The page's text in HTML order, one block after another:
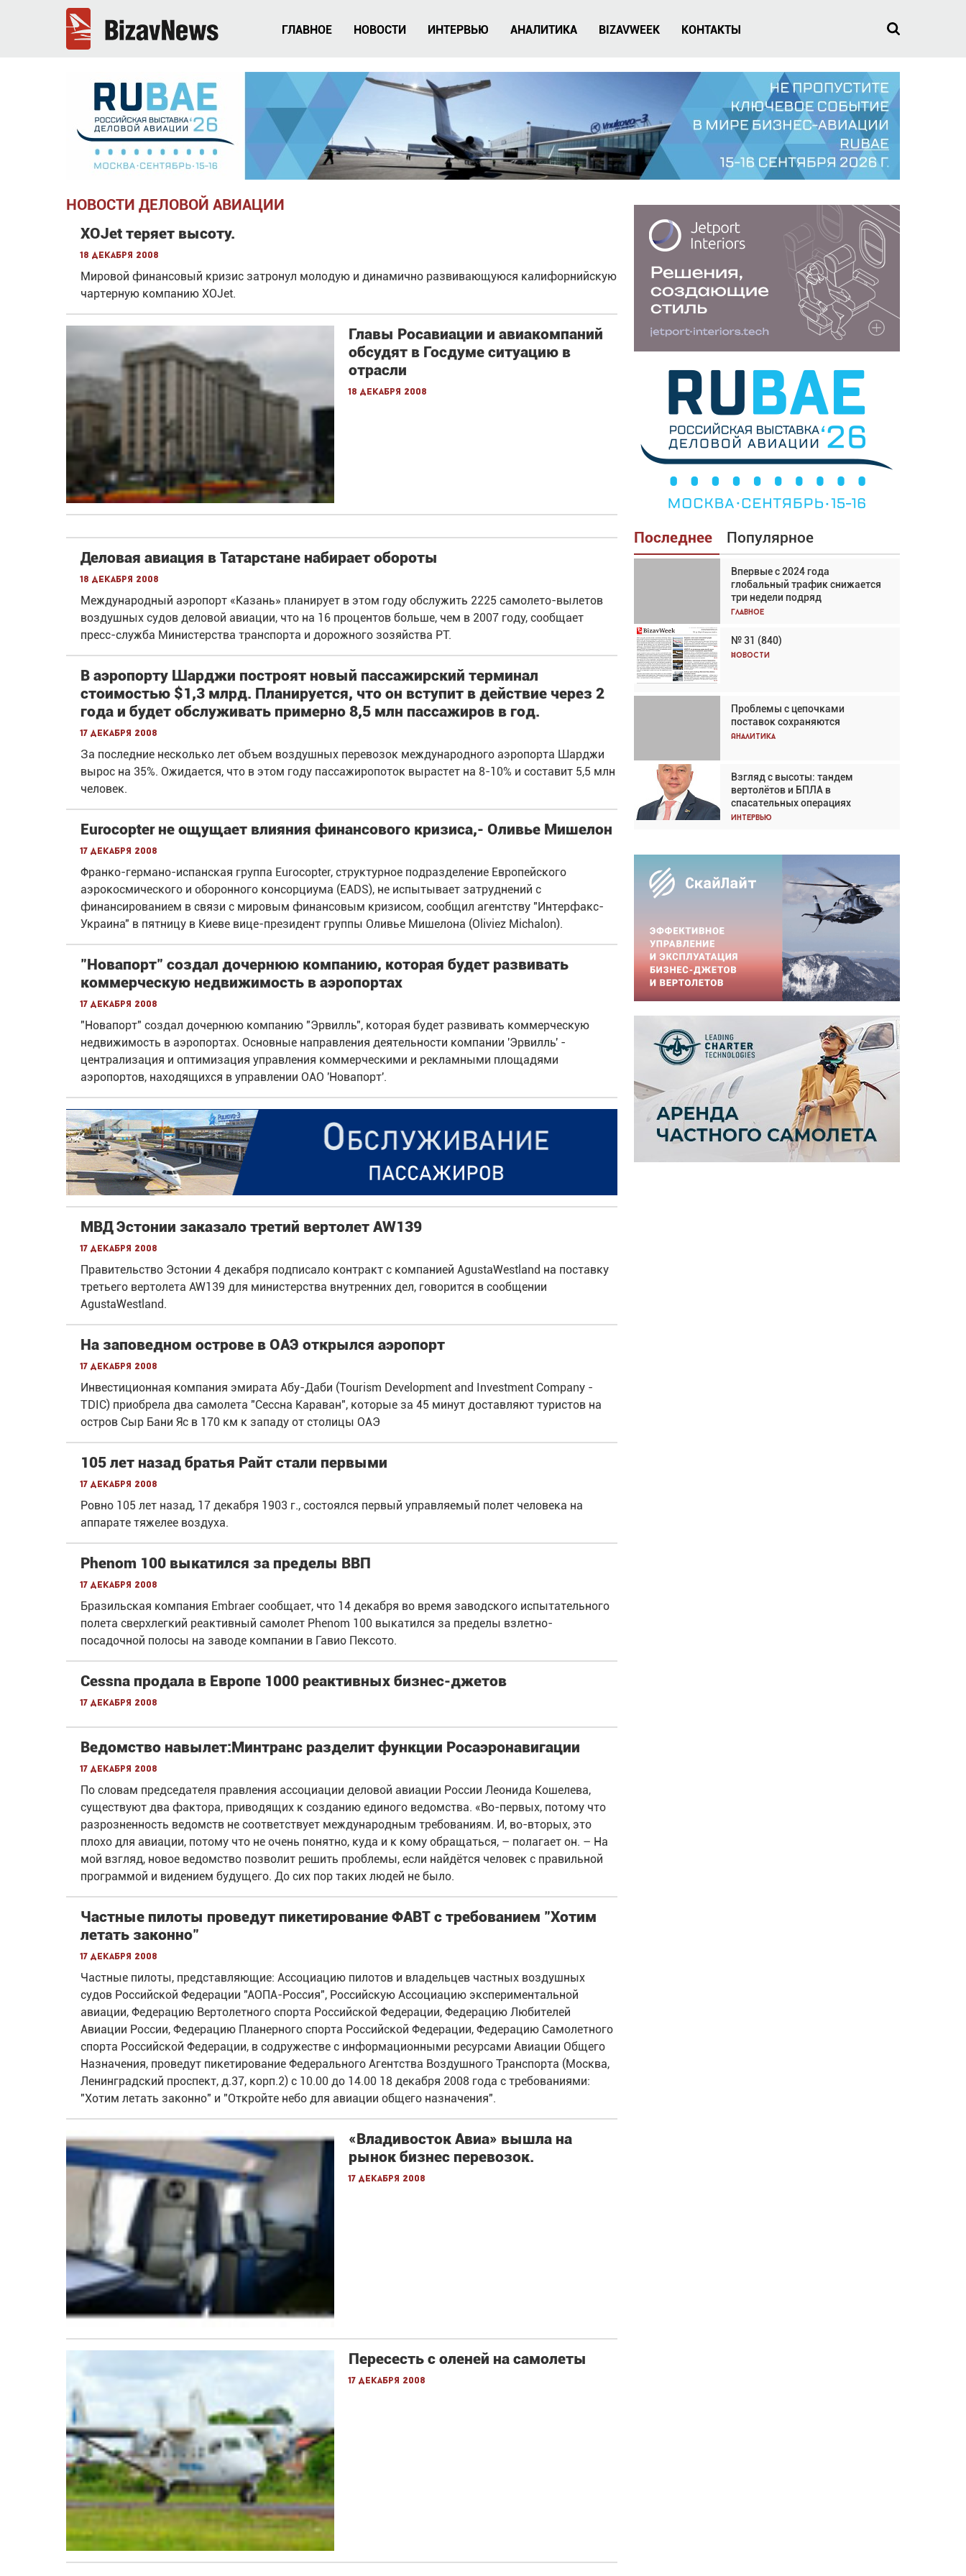
ГЛАВНОЕ НОВОСТИ ИНТЕРВЬЮ АНАЛИТИКА BIZAVWEEK КОНТАКТЫ
НОВОСТИ ДЕЛОВОЙ АВИАЦИИ
XOJet теряет высоту.
18 декабря 2008
Мировой финансовый кризис затронул молодую и динамично развивающуюся калифорнийскую
чартерную компанию XOJet.
Главы Росавиации и авиакомпаний
обсудят в Госдуме ситуацию в
отрасли
18 декабря 2008
Деловая авиация в Татарстане набирает обороты
18 декабря 2008
Международный аэропорт «Казань» планирует в этом году обслужить 2225 самолето-вылетов
воздушных судов деловой авиации, что на 16 процентов больше, чем в 2007 году, сообщает
пресс-служба Министерства транспорта и дорожного зозяйства РТ.
В аэропорту Шарджи построят новый пассажирский терминал
стоимостью $1,3 млрд. Планируется, что он вступит в действие через 2
года и будет обслуживать примерно 8,5 млн пассажиров в год.
17 декабря 2008
За последние несколько лет объем воздушных перевозок международного аэропорта Шарджи
вырос на 35%. Ожидается, что в этом году пассажиропоток вырастет на 8-10% и составит 5,5 млн
человек.
Eurocopter не ощущает влияния финансового кризиса,- Оливье Мишелон
17 декабря 2008
Франко-германо-испанская группа Eurocopter, структурное подразделение Европейского
аэрокосмического и оборонного консорциума (EADS), не испытывает затруднений с
финансированием в связи с мировым финансовым кризисом, сообщил агентству "Интерфакс-
Украина" в пятницу в Киеве вице-президент группы Оливье Мишелона (Oliviez Michalon).
"Новапорт" создал дочернюю компанию, которая будет развивать
коммерческую недвижимость в аэропортах
17 декабря 2008
"Новапорт" создал дочернюю компанию "Эрвилль", которая будет развивать коммерческую
недвижимость в аэропортах. Основные направления деятельности компании 'Эрвилль' -
централизация и оптимизация управления коммерческими и рекламными площадями
аэропортов, находящихся в управлении ОАО 'Новапорт'.
МВД Эстонии заказало третий вертолет AW139
17 декабря 2008
Правительство Эстонии 4 декабря подписало контракт с компанией AgustaWestland на поставку
третьего вертолета AW139 для министерства внутренних дел, говорится в сообщении
AgustaWestland.
На заповедном острове в ОАЭ открылся аэропорт
17 декабря 2008
Инвестиционная компания эмирата Абу-Даби (Tourism Development and Investment Company -
TDIC) приобрела два самолета "Сессна Караван", которые за 45 минут доставляют туристов на
остров Сыр Бани Яс в 170 км к западу от столицы ОАЭ
105 лет назад братья Райт стали первыми
17 декабря 2008
Ровно 105 лет назад, 17 декабря 1903 г., состоялся первый управляемый полет человека на
аппарате тяжелее воздуха.
Phenom 100 выкатился за пределы ВВП
17 декабря 2008
Бразильская компания Embraer сообщает, что 14 декабря во время заводского испытательного
полета сверхлегкий реактивный самолет Phenom 100 выкатился за пределы взлетно-
посадочной полосы на заводе компании в Гавио Пексото.
Cessna продала в Европе 1000 реактивных бизнес-джетов
17 декабря 2008
Ведомство навылет:Минтранс разделит функции Росаэронавигации
17 декабря 2008
По словам председателя правления ассоциации деловой авиации России Леонида Кошелева,
существуют два фактора, приводящих к созданию единого ведомства. «Во-первых, потому что
разрозненность ведомств не соответствует международным требованиям. И, во-вторых, это
плохо для авиации, потому что не очень понятно, куда и к кому обращаться, – полагает он. – На
мой взгляд, новое ведомство позволит решить проблемы, если найдётся человек с правильной
программой и видением будущего. До сих пор таких людей не было.
Частные пилоты проведут пикетирование ФАВТ с требованием "Хотим
летать законно"
17 декабря 2008
Частные пилоты, представляющие: Ассоциацию пилотов и владельцев частных воздушных
судов Российской Федерации "АОПА-Россия", Российскую Ассоциацию экспериментальной
авиации, Федерацию Вертолетного спорта Российской Федерации, Федерацию Любителей
Авиации России, Федерацию Планерного спорта Российской Федерации, Федерацию Самолетного
спорта Российской Федерации, в содружестве с информационными ресурсами Авиации Общего
Назначения, проведут пикетирование Федерального Агентства Воздушного Транспорта (Москва,
Ленинградский проспект, д.37, корп.2) с 10.00 до 14.00 18 декабря 2008 года с требованиями:
"Хотим летать законно" и "Откройте небо для авиации общего назначения".
«Владивосток Авиа» вышла на
рынок бизнес перевозок.
17 декабря 2008
Пересесть с оленей на самолеты
17 декабря 2008
Последнее Популярное
Впервые с 2024 года
глобальный трафик снижается
три недели подряд
Главное
№ 31 (840)
Новости
Проблемы с цепочками
поставок сохраняются
Аналитика
Взгляд с высоты: тандем
вертолётов и БПЛА в
спасательных операциях
Интервью
Взгляд с высоты: тандем
вертолётов и БПЛА в
спасательных операциях
Главное
Авиационный фотограф Дэйв
Кох: «Фотография говорит сама
Впервые с 2024 года
глобальный трафик снижается
три недели подряд
Частный самолёт – это актив.
Подходите к покупке
соответствующим образом
Интервью